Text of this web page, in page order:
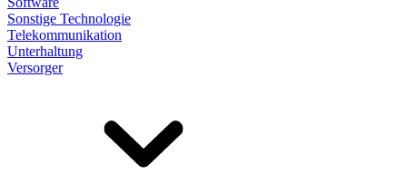
Sonstige Technologie
Telekommunikation
Unterhaltung
Versorger